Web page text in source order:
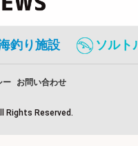
釣り施設 ソルト
ー お問い合わせ
Rights Reserved.